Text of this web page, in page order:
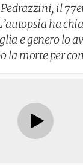
il
ha
e genero lo
la morte per